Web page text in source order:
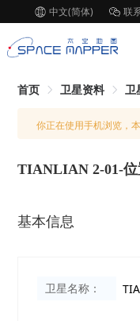
中文(简体) 联
首页 卫星资料 卫
你正在使用手机浏览，
TIANLIAN 2-01-
基本信息
卫星名称：